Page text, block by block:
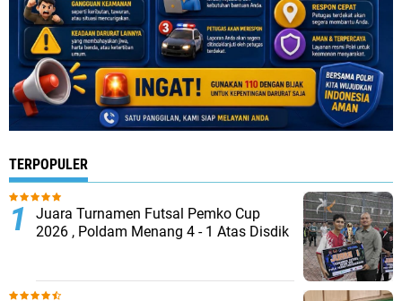
TERPOPULER
Juara Turnamen Futsal Pemko Cup
2026 , Poldam Menang 4 - 1 Atas Disdik